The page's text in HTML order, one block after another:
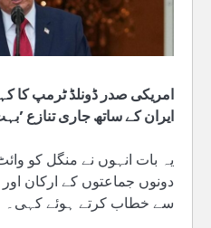
امریکی صدر ڈونلڈ ٹرمپ کا
ایران کے ساتھ جاری تنازع
یہ بات انہوں نے منگل کو
دونوں جماعتوں کے ارکان
سے خطاب کرتے ہوئے کہی۔